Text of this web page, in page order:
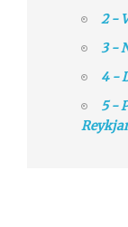
2 -
3 -
4 -
5 -